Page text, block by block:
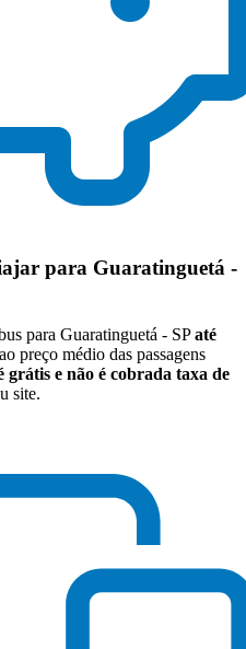
para Guaratinguetá -
para Guaratinguetá - SPaté
preço médio das passagens
grátis e não é cobrada taxa de
site.